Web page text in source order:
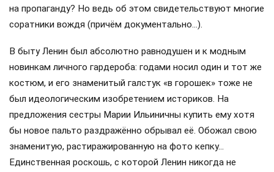
на пропаганду? Но ведь об этом свидетельствуют многие
соратники вождя (причём документально…).
В быту Ленин был абсолютно равнодушен и к модным
новинкам личного гардероба: годами носил один и тот же
костюм, и его знаменитый галстук «в горошек» тоже не
был идеологическим изобретением историков. На
предложения сестры Марии Ильиничны купить ему хотя
бы новое пальто раздражённо обрывал её. Обожал свою
знаменитую, растиражированную на фото кепку…
Единственная роскошь, с которой Ленин никогда не